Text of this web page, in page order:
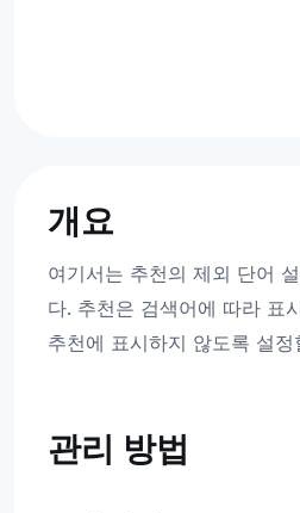
개요
여기서는 추천의 제외 단어
다. 추천은 검색어에 따라 표
추천에 표시하지 않도록 설
관리 방법